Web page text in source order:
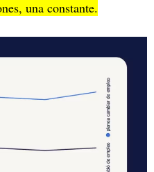
una constante.